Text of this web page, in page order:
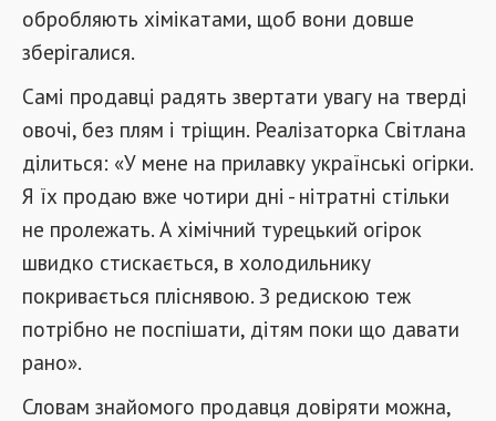
обробляють хімікатами, щоб вони довше
зберігалися.
Самі продавці радять звертати увагу на тверді
овочі, без плям і тріщин. Реалізаторка Світлана
ділиться: «У мене на прилавку українські огірки.
Я їх продаю вже чотири дні - нітратні стільки
не пролежать. А хімічний турецький огірок
швидко стискається, в холодильнику
покривається пліснявою. З редискою теж
потрібно не поспішати, дітям поки що давати
рано».
Словам знайомого продавця довіряти можна,